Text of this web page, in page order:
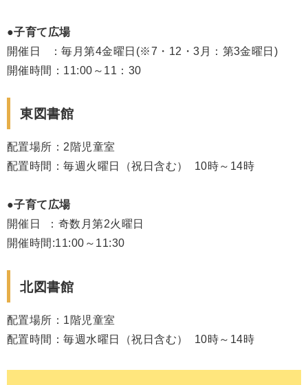
●子育て広場
開催日 ：毎月第4金曜日(※7・12・3月：第3金曜日)
開催時間：11:00～11：30
東図書館
配置場所：2 階児童室
配置時間：毎週火曜日（祝日含む） 10時～14時
●子育て広場
開催日 ：奇数月第2火曜日
開催時間:11:00～11:30
北図書館
配置場所：1 階児童室
配置時間：毎週水曜日（祝日含む） 10時～14時